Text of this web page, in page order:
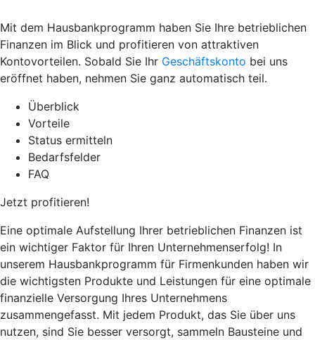
Mit dem Hausbankprogramm haben Sie Ihre betrieblichen
Finanzen im Blick und profitieren von attraktiven
Kontovorteilen. Sobald Sie Ihr Geschäftskonto bei uns
eröffnet haben, nehmen Sie ganz automatisch teil.
Überblick
Vorteile
Status ermitteln
Bedarfsfelder
FAQ
Jetzt profitieren!
Eine optimale Aufstellung Ihrer betrieblichen Finanzen ist
ein wichtiger Faktor für Ihren Unternehmenserfolg! In
unserem Hausbankprogramm für Firmenkunden haben wir
die wichtigsten Produkte und Leistungen für eine optimale
finanzielle Versorgung Ihres Unternehmens
zusammengefasst. Mit jedem Produkt, das Sie über uns
nutzen, sind Sie besser versorgt, sammeln Bausteine und